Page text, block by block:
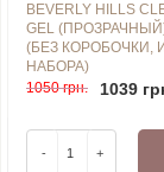
BEVERLY HILLS
GEL
(БЕЗ КОРОБОЧКИ,
НАБОРА)
1050 грн.
1039
- +